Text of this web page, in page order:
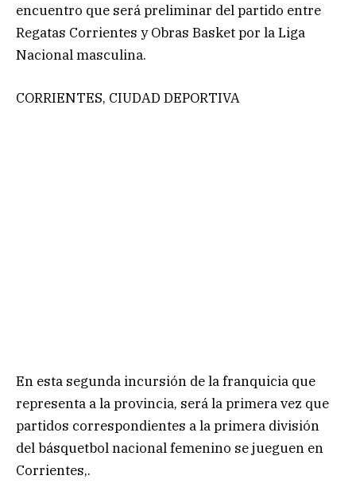
encuentro que será preliminar del partido entre
Regatas Corrientes y Obras Basket por la Liga
Nacional masculina.
CORRIENTES, CIUDAD DEPORTIVA
En esta segunda incursión de la franquicia que
representa a la provincia, será la primera vez que
partidos correspondientes a la primera división
del básquetbol nacional femenino se jueguen en
Corrientes,.